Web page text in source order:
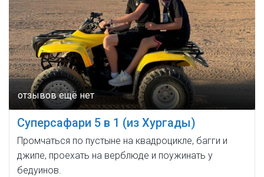
Суперсафари 5 в 1 (из Хургады)
Промчаться по пустыне на квадроцикле, багги и
джипе, проехать на верблюде и поужинать у
бедуинов.